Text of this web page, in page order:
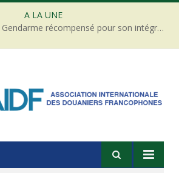
A LA UNE
CÔTE D’IVOIRE : Un Gendarme récompensé pour son intégrité face à une tentative de corruption